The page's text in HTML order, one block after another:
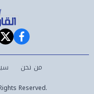
من نحن
Reserved.